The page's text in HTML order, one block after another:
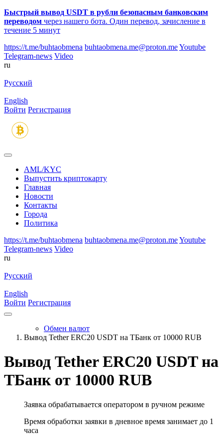
Быстрый вывод USDT в рубли безопасным банковским
переводом через нашего бота. Один перевод, зачисление в
течение 5 минут
https://t.me/buhtaobmena buhtaobmena.me@proton.meYoutube
Telegram-news Video
ru
Русский
English
Войти Регистрация
AML/KYC
Выпустить криптокарту
Главная
Новости
Контакты
Города
Политика
https://t.me/buhtaobmena buhtaobmena.me@proton.meYoutube
Telegram-news Video
ru
Русский
English
Войти Регистрация
Обмен валют
Вывод Tether ERC20 USDT на ТБанк от 10000 RUB
Вывод Tether ERC20 USDT на
ТБанк от 10000 RUB
Заявка обрабатывается оператором в ручном режиме
Время обработки заявки в дневное время занимает до 1
часа